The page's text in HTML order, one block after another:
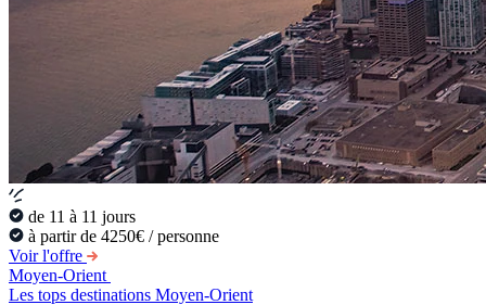
de 11 à 11 jours
à partir de 4250€ / personne
Voir l'offre
Moyen-Orient
Les tops destinations Moyen-Orient